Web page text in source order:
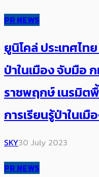
PR NEWS
ยูนิโคล่ ประเทศไ
ป่าในเมือง จับมือ
ราชพฤกษ์ เนรมิต
การเรียนรู้ป่าในเมื
SKY30 July 2023
PR NEWS